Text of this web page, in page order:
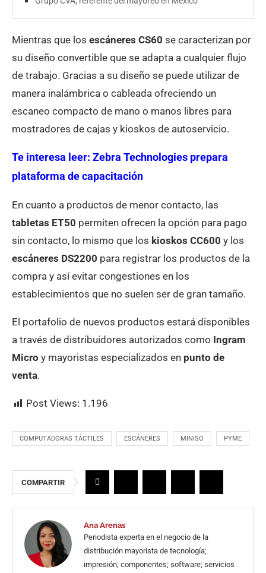
Mientras que los escáneres CS60 se caracterizan por
su diseño convertible que se adapta a cualquier flujo
de trabajo. Gracias a su diseño se puede utilizar de
manera inalámbrica o cableada ofreciendo un
escaneo compacto de mano o manos libres para
mostradores de cajas y kioskos de autoservicio.
Te interesa leer: Zebra Technologies prepara
plataforma de capacitación
En cuanto a productos de menor contacto, las
tabletas ET50 permiten ofrecen la opción para pago
sin contacto, lo mismo que los kioskos CC600 y los
escáneres DS2200 para registrar los productos de la
compra y así evitar congestiones en los
establecimientos que no suelen ser de gran tamaño.
El portafolio de nuevos productos estará disponibles
a través de distribuidores autorizados como Ingram
Micro y mayoristas especializados en punto de
venta.
Post Views: 1.196
COMPUTADORAS TÁCTILES ESCÁNERES MINISO PYME
COMPARTIR
Ana Arenas
Periodista experta en el negocio de la
distribución mayorista de tecnología;
impresión; componentes; software; servicios